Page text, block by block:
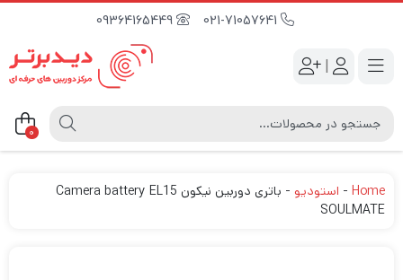
09364165449
|
0
Home
- استودیو -
باتری دوربین نیکون Camera battery EL15
SOULMATE